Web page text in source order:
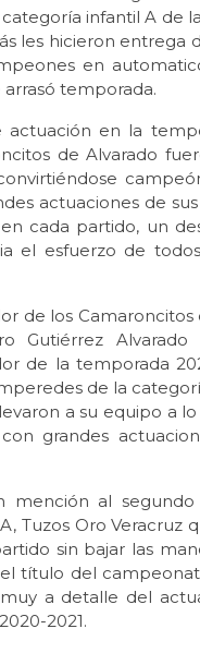
categoría infantil A de
les hicieron entrega
en
temporada.
actuación en la
de Alvarado
actuaciones de
cada partido, un
el esfuerzo de
de los Camaroncitos
Gutiérrez
de la temporada
de la
a su equipo a
grandes
mención al
Tuzos Oro Veracruz
sin bajar las
título del
a detalle del
2021.